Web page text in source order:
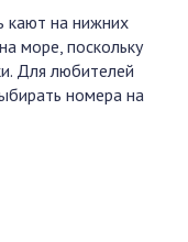
кают на нижних
море, поскольку
Для любителей
номера на